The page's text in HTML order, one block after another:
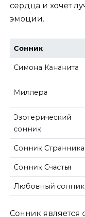
сердца и хочет
эмоции.
Сонник
Симона Кананита
Миллера
Эзотерический
сонник
Сонник Странника
Сонник Счастья
Любовный сонник
Сонник является